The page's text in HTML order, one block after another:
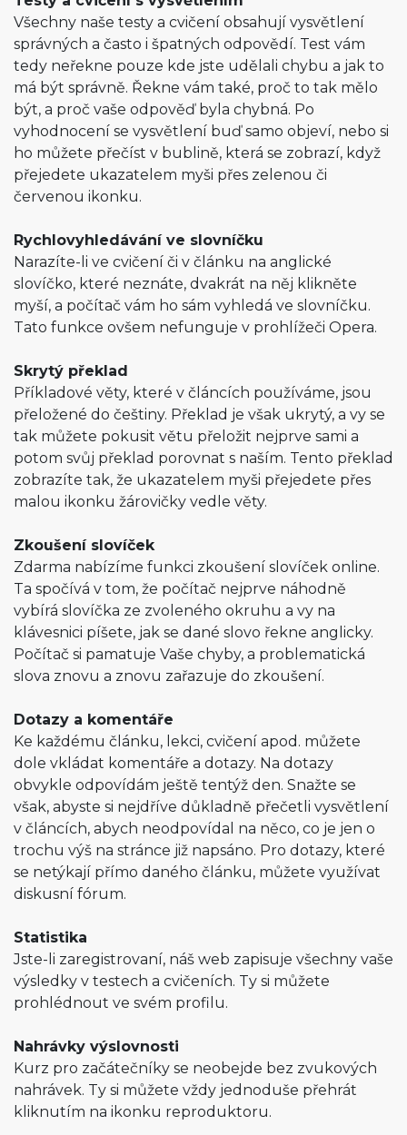
Všechny naše testy a cvičení obsahují vysvětlení
správných a často i špatných odpovědí. Test vám
tedy neřekne pouze kde jste udělali chybu a jak to
má být správně. Řekne vám také, proč to tak mělo
být, a proč vaše odpověď byla chybná. Po
vyhodnocení se vysvětlení buď samo objeví, nebo si
ho můžete přečíst v bublině, která se zobrazí, když
přejedete ukazatelem myši přes zelenou či
červenou ikonku.
Rychlovyhledávání ve slovníčku
Narazíte-li ve cvičení či v článku na anglické
slovíčko, které neznáte, dvakrát na něj klikněte
myší, a počítač vám ho sám vyhledá ve slovníčku.
Tato funkce ovšem nefunguje v prohlížeči Opera.
Skrytý překlad
Příkladové věty, které v článcích používáme, jsou
přeložené do češtiny. Překlad je však ukrytý, a vy se
tak můžete pokusit větu přeložit nejprve sami a
potom svůj překlad porovnat s naším. Tento překlad
zobrazíte tak, že ukazatelem myši přejedete přes
malou ikonku žárovičky vedle věty.
Zkoušení slovíček
Zdarma nabízíme funkci zkoušení slovíček online.
Ta spočívá v tom, že počítač nejprve náhodně
vybírá slovíčka ze zvoleného okruhu a vy na
klávesnici píšete, jak se dané slovo řekne anglicky.
Počítač si pamatuje Vaše chyby, a problematická
slova znovu a znovu zařazuje do zkoušení.
Dotazy a komentáře
Ke každému článku, lekci, cvičení apod. můžete
dole vkládat komentáře a dotazy. Na dotazy
obvykle odpovídám ještě tentýž den. Snažte se
však, abyste si nejdříve důkladně přečetli vysvětlení
v článcích, abych neodpovídal na něco, co je jen o
trochu výš na stránce již napsáno. Pro dotazy, které
se netýkají přímo daného článku, můžete využívat
diskusní fórum.
Statistika
Jste-li zaregistrovaní, náš web zapisuje všechny vaše
výsledky v testech a cvičeních. Ty si můžete
prohlédnout ve svém profilu.
Nahrávky výslovnosti
Kurz pro začátečníky se neobejde bez zvukových
nahrávek. Ty si můžete vždy jednoduše přehrát
kliknutím na ikonku reproduktoru.